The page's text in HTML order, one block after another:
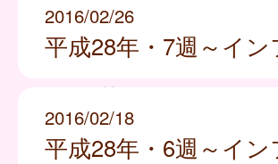
2016/02/26
平成28年・7週～イ
2016/02/18
平成28年・6週～イ